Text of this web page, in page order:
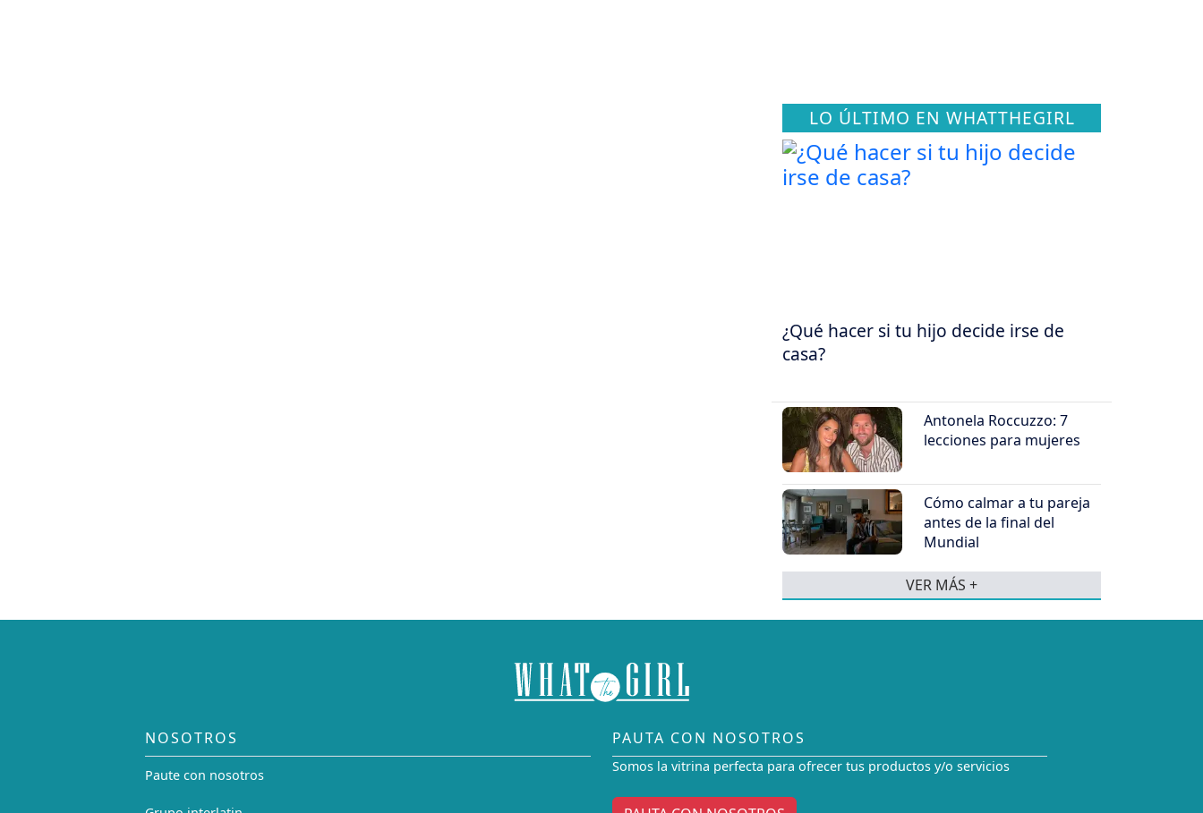
LO ÚLTIMO EN WHATTHEGIRL
¿Qué hacer si tu hijo decide irse de
casa?
Antonela Roccuzzo: 7
lecciones para mujeres
Cómo calmar a tu pareja
antes de la final del
Mundial
VER MÁS +
NOSOTROS
Paute con nosotros
PAUTA CON NOSOTROS
Somos la vitrina perfecta para ofrecer tus productos y/o servicios